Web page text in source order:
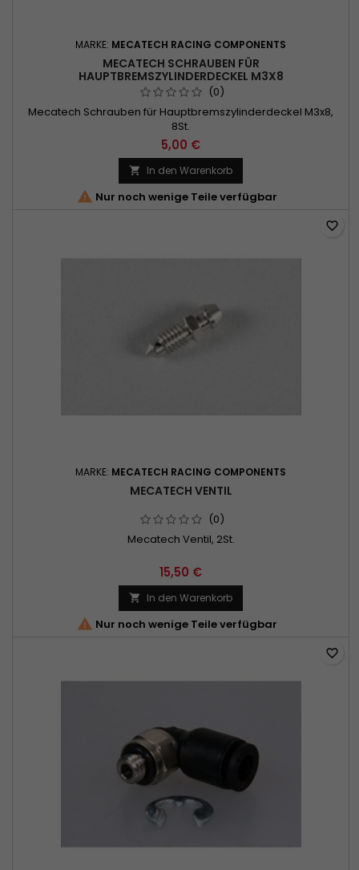
MARKE: MECATECH RACING COMPONENTS
MECATECH SCHRAUBEN FÜR
HAUPTBREMSZYLINDERDECKEL M3X8
(0)
Mecatech Schrauben für Hauptbremszylinderdeckel M3x8,
8St.
5,00 €
 In den Warenkorb
 Nur noch wenige Teile verfügbar
MARKE: MECATECH RACING COMPONENTS
MECATECH VENTIL
(0)
Mecatech Ventil, 2St.
15,50 €
 In den Warenkorb
 Nur noch wenige Teile verfügbar
favorite_border
favorite_border